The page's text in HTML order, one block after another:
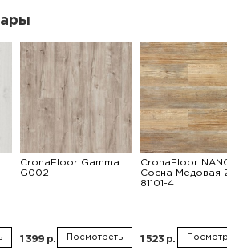
CronaFloor Gamma
G002
1 399 р. Посмотреть
CronaFloor NANO
Сосна Медовая ZH-
81101-4
1 523 р. Посмотреть